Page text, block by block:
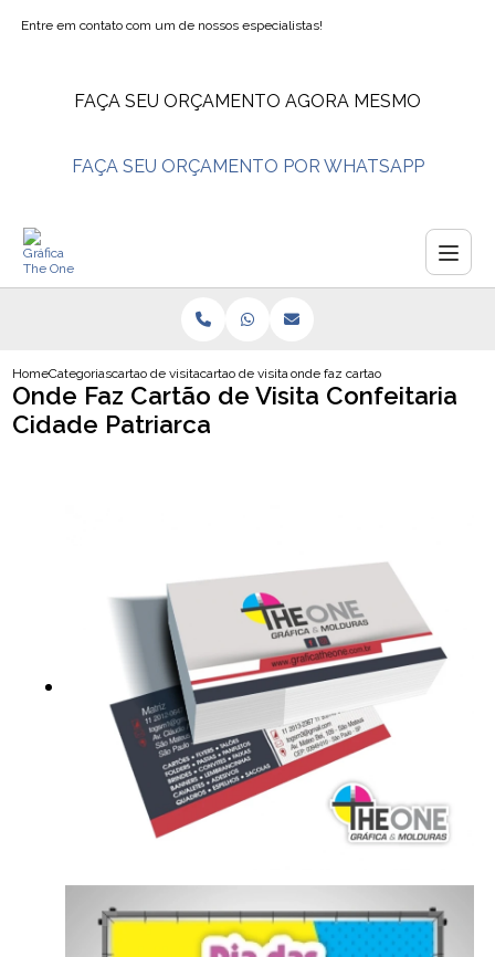
Entre em contato com um de nossos especialistas!
FAÇA SEU ORÇAMENTO AGORA MESMO
FAÇA SEU ORÇAMENTO POR WHATSAPP
HomeCategoriascartao de visitacartao de visita esteticistaonde faz cartao de visita
Onde Faz Cartão de Visita Confeitaria
Cidade Patriarca